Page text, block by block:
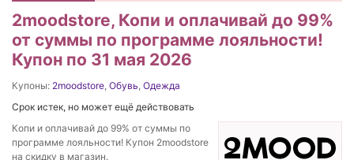
2moodstore, Копи и оплачивай до 99%
от суммы по программе лояльности!
Купон по 31 мая 2026
Купоны: 2moodstore, Обувь, Одежда
Срок истек, но может ещё действовать
Копи и оплачивай до 99% от суммы по
программе лояльности! Купон 2moodstore
на скидку в магазин.